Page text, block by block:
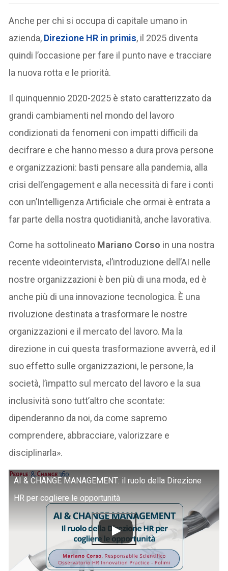
Anche per chi si occupa di capitale umano in
azienda, Direzione HR in primis, il 2025 diventa
quindi l’occasione per fare il punto nave e tracciare
la nuova rotta e le priorità.
Il quinquennio 2020-2025 è stato caratterizzato da
grandi cambiamenti nel mondo del lavoro
condizionati da fenomeni con impatti difficili da
decifrare e che hanno messo a dura prova persone
e organizzazioni: basti pensare alla pandemia, alla
crisi dell’engagement e alla necessità di fare i conti
con un’Intelligenza Artificiale che ormai è entrata a
far parte della nostra quotidianità, anche lavorativa.
Come ha sottolineato Mariano Corso in una nostra
recente videointervista, «l’introduzione dell’AI nelle
nostre organizzazioni è ben più di una moda, ed è
anche più di una innovazione tecnologica. È una
rivoluzione destinata a trasformare le nostre
organizzazioni e il mercato del lavoro. Ma la
direzione in cui questa trasformazione avverrà, ed il
suo effetto sulle organizzazioni, le persone, la
società, l’impatto sul mercato del lavoro e la sua
inclusività sono tutt’altro che scontate:
dipenderanno da noi, da come sapremo
comprendere, abbracciare, valorizzare e
disciplinarla».
AI & CHANGE MANAGEMENT: il ruolo della Direzione
HR per cogliere le opportunità